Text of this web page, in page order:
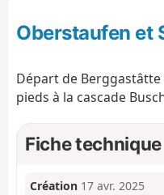
d
Oberstaufen et
Départ de
pieds à la cascade
Fiche technique
Création 17 avr. 2025